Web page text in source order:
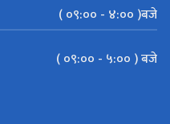
( ०९:०० - ४:०० )बजे
( ०९:०० - ५:०० ) बजे